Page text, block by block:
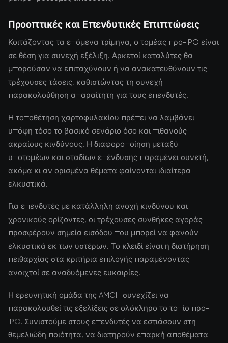
Προοπτικές και Επενδυτικές Επιπτώσεις
Κοιτάζοντας τα επόμενα τρίμηνα, ο τομέας προ-IPO είναι
σε θέση για συνεχή εξέλιξη. Αρκετοί καταλύτες θα
μπορούσαν να επιταχύνουν ή να ανακατευθύνουν τις
τρέχουσες τάσεις, καθιστώντας τη συνεχή
παρακολούθηση απαραίτητη για τους επενδυτές.
Η τοποθέτηση χαρτοφυλακίου πρέπει να λαμβάνει
υπόψη τόσο το βασικό σενάριο όσο και πιθανούς
ακραίους κινδύνους. Η διαφοροποίηση μεταξύ
υποτομέων και σταδίων επένδυσης παραμένει συνετή,
ακόμα κι αν ορισμένα θέματα φαίνονται ιδιαίτερα
ελκυστικά.
Για επενδυτές με κατάλληλη ανοχή κινδύνου και
χρονικούς ορίζοντες, οι τρέχουσες συνθήκες αγοράς
προσφέρουν σημεία εισόδου που μπορεί να φανούν
ελκυστικά εκ των υστέρων. Το κλειδί είναι η διατήρηση
πειθαρχίας στα κριτήρια επιλογής παραμένοντας
ανοιχτοί σε αναδυόμενες ευκαιρίες.
Η ερευνητική ομάδα της AMCH συνεχίζει να
παρακολουθεί τις εξελίξεις σε ολόκληρο το τοπίο προ-
IPO. Συνιστούμε στους επενδυτές να εστιάσουν στη
θεμελιώδη ποιότητα, να διατηρούν επαρκή αποθέματα